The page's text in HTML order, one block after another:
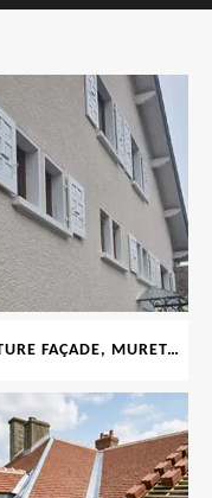
PEINTURE FAÇADE, MURET, TOITURE, BOISERIE, FERRONERIE, GOUTTIÈRE 69